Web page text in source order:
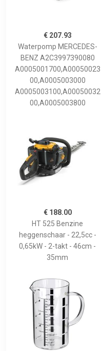
€ 207.93
Waterpomp MERCEDES-
BENZ A2C3997390080
A0005001700,A00050023
00,A0005003000
A0005003100,A00050032
00,A0005003800
€ 188.00
HT 525 Benzine
heggenschaar - 22,5cc -
0,65kW - 2-takt - 46cm -
35mm